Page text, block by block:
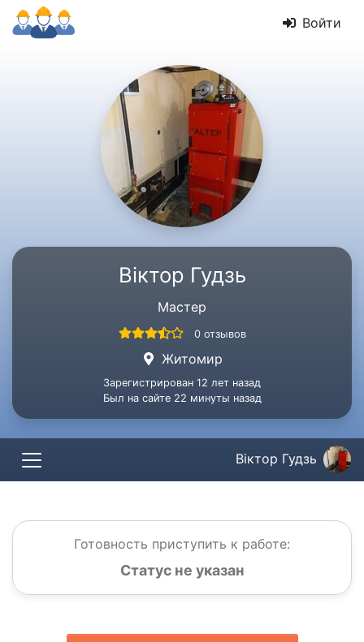
Войти
Віктор Гудзь
Мастер
0 отзывов
Житомир
Зарегистрирован 12 лет назад
Был на сайте 22 минуты назад
Віктор Гудзь
Готовность приступить к работе:
Статус не указан